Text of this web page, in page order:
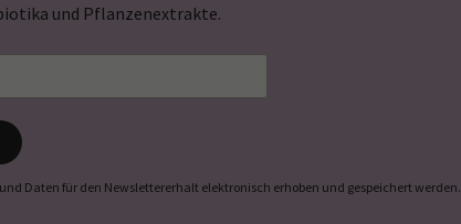
und Pflanzenextrakte.
Daten für den Newslettererhalt elektronisch erhoben und gespeichert werden.